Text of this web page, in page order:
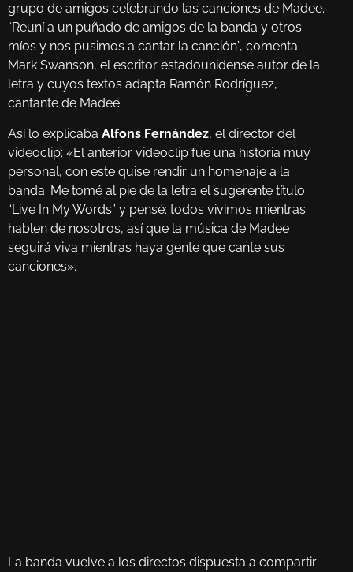
grupo de amigos celebrando las canciones de Madee.
“Reuní a un puñado de amigos de la banda y otros
míos y nos pusimos a cantar la canción”, comenta
Mark Swanson, el escritor estadounidense autor de la
letra y cuyos textos adapta Ramón Rodríguez,
cantante de Madee.
Así lo explicaba Alfons Fernández, el director del
videoclip: «El anterior videoclip fue una historia muy
personal, con este quise rendir un homenaje a la
banda. Me tomé al pie de la letra el sugerente título
“Live In My Words” y pensé: todos vivimos mientras
hablen de nosotros, así que la música de Madee
seguirá viva mientras haya gente que cante sus
canciones».
La banda vuelve a los directos dispuesta a compartir